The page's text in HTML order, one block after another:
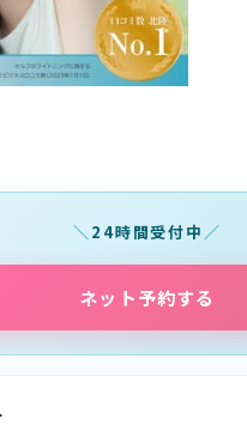
24時間受付中
ネット予約する